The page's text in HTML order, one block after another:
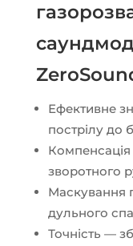
Ефективне
пострілу до
зворотного
Маскування
дульного
Точність —